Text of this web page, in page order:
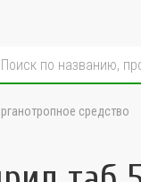
средство